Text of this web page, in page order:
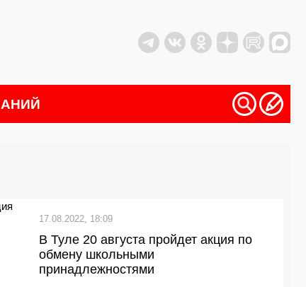
17.08.2022, 18:09
В Туле 20 августа пройдет акция по
обмену школьными
принадлежностями